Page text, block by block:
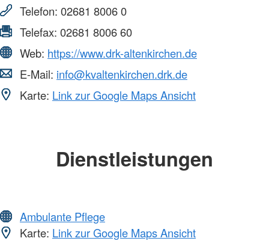
Telefon: 02681 8006 0
Telefax: 02681 8006 60
Web: https://www.drk-altenkirchen.de
E-Mail: info@kvaltenkirchen.drk.de
Karte: Link zur Google Maps Ansicht
Dienstleistungen
Ambulante Pflege
Karte: Link zur Google Maps Ansicht